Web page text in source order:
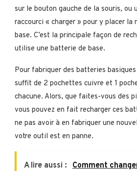
sur le bouton gauche de la souris, ou
raccourci « charger » pour y placer
base. C’est la principale façon de
utilise une batterie de base.
Pour fabriquer des batteries
suffit de 2 pochettes cuivre et 1
chacune. Alors, que faites-vous des
vous pouvez en fait recharger ces
ne pas avoir à en fabriquer une
votre outil est en panne.
A lire aussi :
Comment